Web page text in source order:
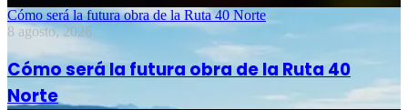
Cómo será la futura obra de la Ruta 40 Norte
8 agosto, 2026
Cómo será la futura obra de la Ruta 40
Norte